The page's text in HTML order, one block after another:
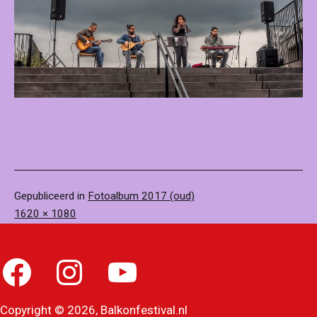
Gepubliceerd in Fotoalbum 2017 (oud)
Volledige
1620 × 1080
Copyright © 2026, Balkonfestival.nl
Facebook Instagram